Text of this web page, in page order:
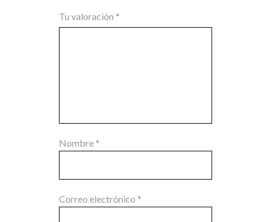
Tu valoración *
Nombre *
Correo electrónico *